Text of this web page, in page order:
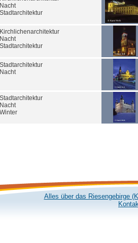
Nacht
Stadtarchitektur
Kirchlichenarchitektur
Nacht
Stadtarchitektur
Stadtarchitektur
Nacht
Stadtarchitektur
Nacht
Winter
Alles über das Riesengebirge